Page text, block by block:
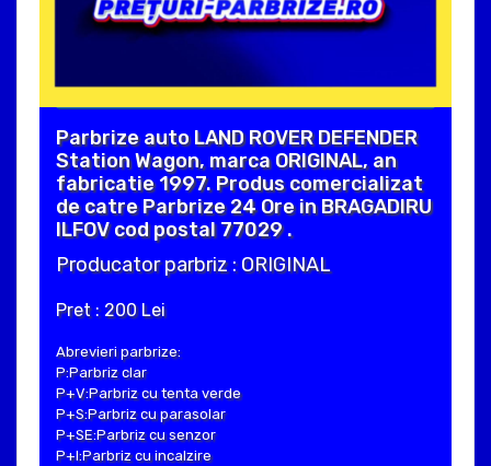
Parbrize auto LAND ROVER DEFENDER
Station Wagon, marca ORIGINAL, an
fabricatie 1997. Produs comercializat
de catre Parbrize 24 Ore in BRAGADIRU
ILFOV cod postal 77029 .
Producator parbriz : ORIGINAL
Pret : 200 Lei
Abrevieri parbrize:
P:Parbriz clar
P+V:Parbriz cu tenta verde
P+S:Parbriz cu parasolar
P+SE:Parbriz cu senzor
P+I:Parbriz cu incalzire